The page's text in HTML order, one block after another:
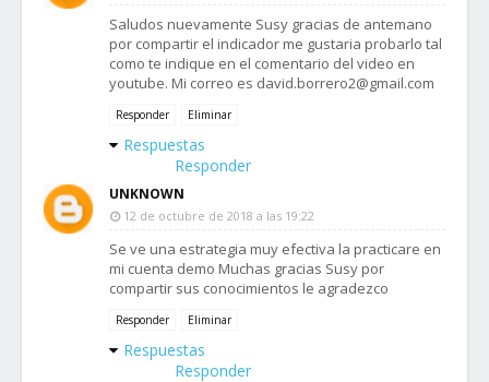
Saludos nuevamente Susy gracias de antemano
por compartir el indicador me gustaria probarlo tal
como te indique en el comentario del video en
youtube. Mi correo es david.borrero2@gmail.com
Responder Eliminar
Respuestas
Responder
UNKNOWN
12 de octubre de 2018 a las 19:22
Se ve una estrategia muy efectiva la practicare en
mi cuenta demo Muchas gracias Susy por
compartir sus conocimientos le agradezco
Responder Eliminar
Respuestas
Responder